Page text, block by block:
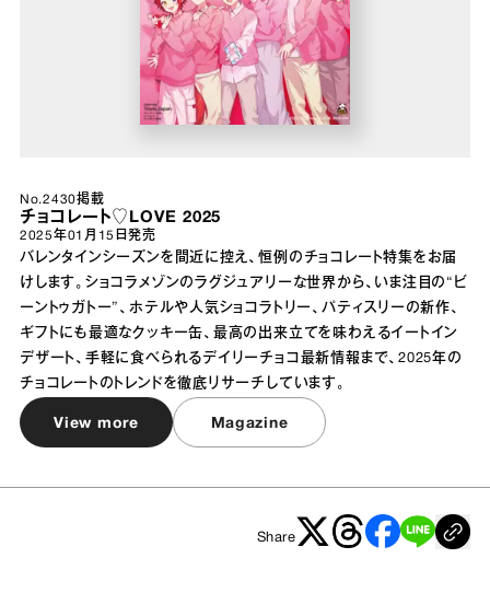
No.2430掲載
チョコレート♡LOVE 2025
2025年01月15日 発売
バレンタインシーズンを間近に控え、恒例のチョコレート特集をお届
けします。ショコラメゾンのラグジュアリーな世界から、いま注目の“ビ
ーントゥガトー”、ホテルや人気ショコラトリー、パティスリーの新作、
ギフトにも最適なクッキー缶、最高の出来立てを味わえるイートイン
デザート、手軽に食べられるデイリーチョコ最新情報まで、2025年の
チョコレートのトレンドを徹底リサーチしています。
View more Magazine
Share